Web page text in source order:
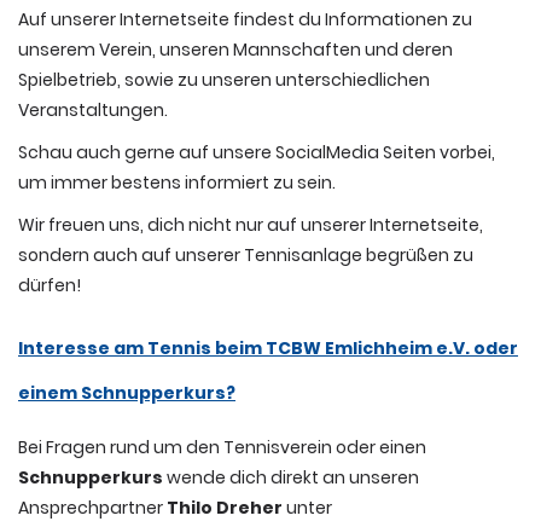
Auf unserer Internetseite findest du Informationen zu
unserem Verein, unseren Mannschaften und deren
Spielbetrieb, sowie zu unseren unterschiedlichen
Veranstaltungen.
Schau auch gerne auf unsere SocialMedia Seiten vorbei,
um immer bestens informiert zu sein.
Wir freuen uns, dich nicht nur auf unserer Internetseite,
sondern auch auf unserer Tennisanlage begrüßen zu
dürfen!
Interesse am Tennis beim TCBW Emlichheim e.V. oder
einem Schnupperkurs?
Bei Fragen rund um den Tennisverein oder einen
Schnupperkurs wende dich direkt an unseren
Ansprechpartner Thilo Dreher unter